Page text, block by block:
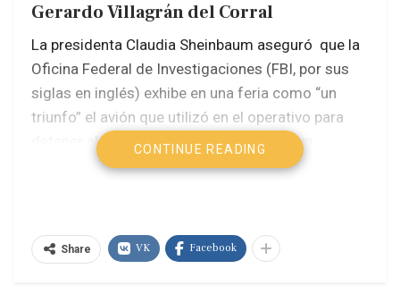
Gerardo Villagrán del Corral
La presidenta Claudia Sheinbaum aseguró que la
Oficina Federal de Investigaciones (FBI, por sus
siglas en inglés) exhibe en una feria como “un
triunfo” el avión que utilizó en el operativo para
detener al narcotraficante Ismael El Mayo
Zambada, por lo que “todo parece indicar que el
estadounidenses en esa acción.
CONTINUE READING
Share VK Facebook